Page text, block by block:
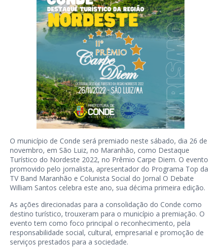
O município de Conde será premiado neste sábado, dia 26 de
novembro, em São Luiz, no Maranhão, como Destaque
Turístico do Nordeste 2022, no Prêmio Carpe Diem. O evento
promovido pelo jornalista, apresentador do Programa Top da
TV Band Maranhão e Colunista Social do Jornal O Debate
William Santos celebra este ano, sua décima primeira edição.
As ações direcionadas para a consolidação do Conde como
destino turístico, trouxeram para o município a premiação. O
evento tem como foco principal o reconhecimento, pela
responsabilidade social, cultural, empresarial e promoção de
serviços prestados para a sociedade.